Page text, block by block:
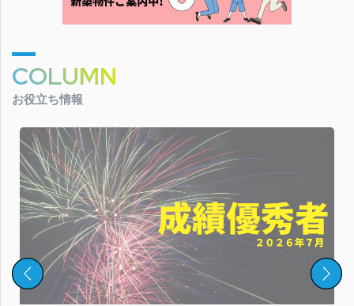
COLUMN
お役立ち情報